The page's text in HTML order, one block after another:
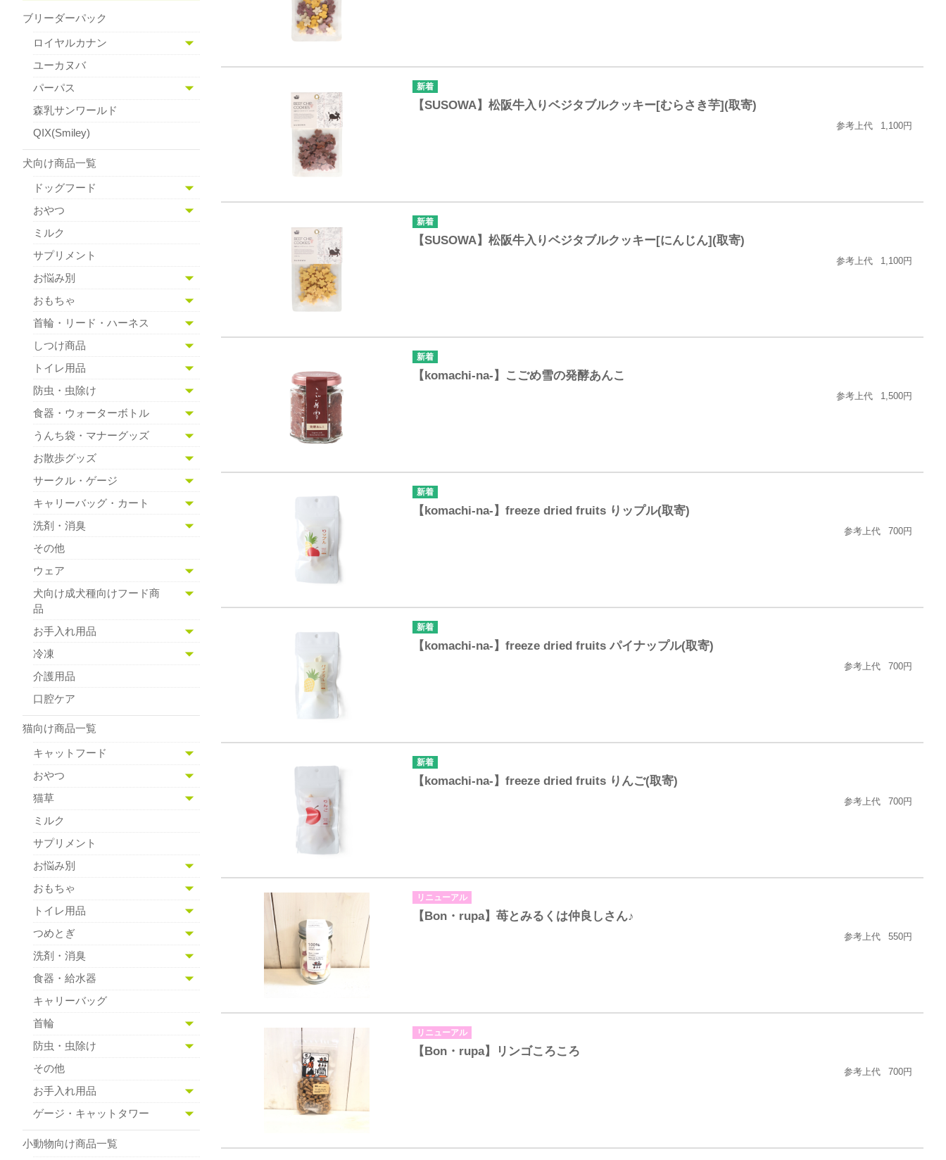
【SUSOWA】松阪牛入りベジタブルクッキー[むらさき芋](取寄)
参考上代 1,100円
【SUSOWA】松阪牛入りベジタブルクッキー[にんじん](取寄)
参考上代 1,100円
【komachi-na-】こごめ雪の発酵あんこ
参考上代 1,500円
【komachi-na-】freeze dried fruits りップル(取寄)
参考上代 700円
【komachi-na-】freeze dried fruits パイナップル(取寄)
参考上代 700円
【komachi-na-】freeze dried fruits りんご(取寄)
参考上代 700円
リニューアル
【Bon・rupa】苺とみるくは仲良しさん♪
参考上代 550円
リニューアル
【Bon・rupa】リンゴころころ
参考上代 700円
ブリーダーパック
ロイヤルカナン
ユーカヌバ
パーパス
森乳サンワールド
QIX(Smiley)
犬向け商品一覧
ドッグフード
おやつ
ミルク
サプリメント
お悩み別
おもちゃ
首輪・リード・ハーネス
しつけ商品
トイレ用品
防虫・虫除け
食器・ウォーターボトル
うんち袋・マナーグッズ
お散歩グッズ
サークル・ゲージ
キャリーバッグ・カート
洗剤・消臭
その他
ウェア
犬向け成犬種向けフード商
品
お手入れ用品
冷凍
介護用品
口腔ケア
猫向け商品一覧
キャットフード
おやつ
猫草
ミルク
サプリメント
お悩み別
おもちゃ
トイレ用品
つめとぎ
洗剤・消臭
食器・給水器
キャリーバッグ
首輪
防虫・虫除け
その他
お手入れ用品
ゲージ・キャットタワー
小動物向け商品一覧